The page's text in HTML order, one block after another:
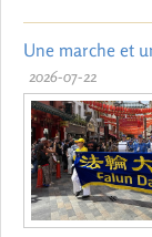
Une marche et
2026-07-22